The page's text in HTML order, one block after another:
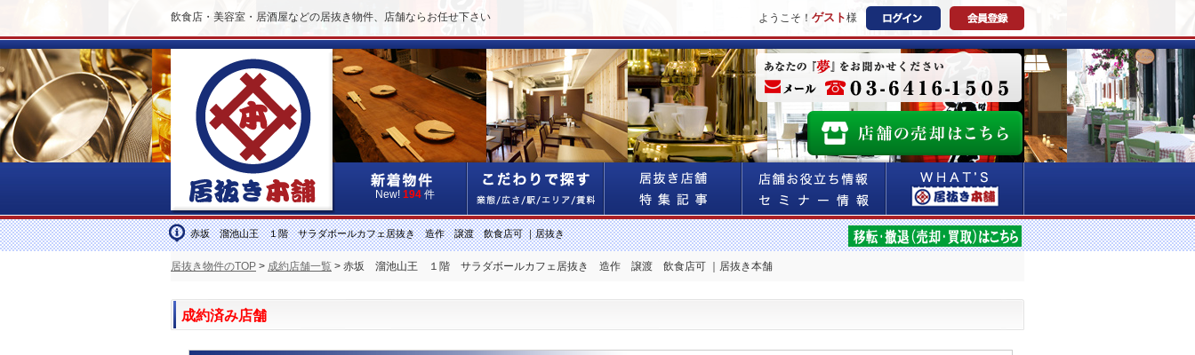
飲食店・美容室・居酒屋などの居抜き物件、店舗ならお任せ下さい ようこそ！ ゲスト様
New! 194 件
赤坂 溜池山王 １階 サラダボールカフェ居抜き 造作 譲渡 飲食店可 ｜居抜き
居抜き物件のTOP > 成約店舗一覧 > 赤坂 溜池山王 １階 サラダボールカフェ居抜き 造作 譲渡 飲食店可 ｜居抜き本舗
成約済み店舗